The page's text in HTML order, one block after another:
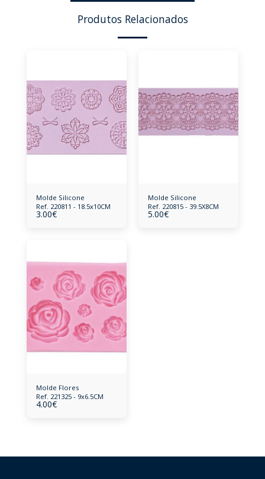
Produtos Relacionados
Molde Silicone
Ref. 220811 - 18.5x10CM
3.00€
Molde Silicone
Ref. 220815 - 39.5X8CM
5.00€
Molde Flores
Ref. 221325 - 9x6.5CM
4.00€